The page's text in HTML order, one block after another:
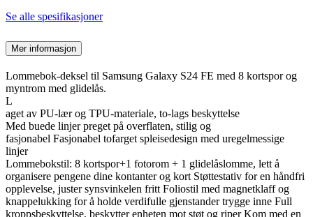
Se alle spesifikasjoner
Mer informasjon
Lommebok-deksel til Samsung Galaxy S24 FE med 8 kortspor og
myntrom med glidelås.
L
aget av PU-lær og TPU-materiale, to-lags beskyttelse
Med buede linjer preget på overflaten, stilig og
fasjonabel Fasjonabel tofarget spleisedesign med uregelmessige
linjer
Lommebokstil: 8 kortspor+1 fotorom + 1 glidelåslomme, lett å
organisere pengene dine kontanter og kort Støttestativ for en håndfri
opplevelse, juster synsvinkelen fritt Foliostil med magnetklaff og
knappelukking for å holde verdifulle gjenstander trygge inne Full
kroppsbeskyttelse, beskytter enheten mot støt og riper Kom med en